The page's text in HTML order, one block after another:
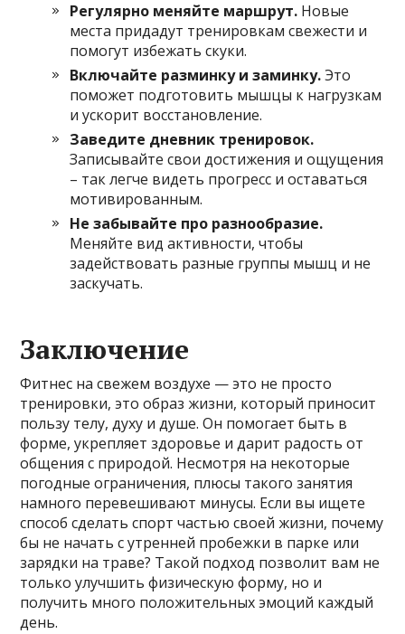
Регулярно меняйте маршрут. Новые
места придадут тренировкам свежести и
помогут избежать скуки.
Включайте разминку и заминку.Это
поможет подготовить мышцы к нагрузкам
и ускорит восстановление.
Заведите дневник тренировок.
Записывайте свои достижения и ощущения
– так легче видеть прогресс и оставаться
мотивированным.
Не забывайте про разнообразие.
Меняйте вид активности, чтобы
задействовать разные группы мышц и не
заскучать.
Заключение
Фитнес на свежем воздухе — это не просто
тренировки, это образ жизни, который приносит
пользу телу, духу и душе. Он помогает быть в
форме, укрепляет здоровье и дарит радость от
общения с природой. Несмотря на некоторые
погодные ограничения, плюсы такого занятия
намного перевешивают минусы. Если вы ищете
способ сделать спорт частью своей жизни, почему
бы не начать с утренней пробежки в парке или
зарядки на траве? Такой подход позволит вам не
только улучшить физическую форму, но и
получить много положительных эмоций каждый
день.